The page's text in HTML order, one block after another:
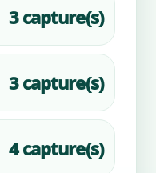
3 capture(s)
3 capture(s)
4 capture(s)